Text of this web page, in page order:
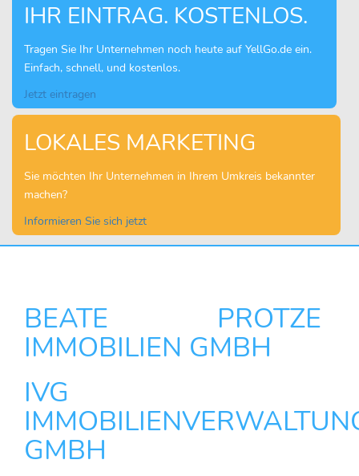
IHR EINTRAG. KOSTENLOS.
Tragen Sie Ihr Unternehmen noch heute auf YellGo.de ein.
Einfach, schnell, und kostenlos.
Jetzt eintragen
LOKALES MARKETING
Sie möchten Ihr Unternehmen in Ihrem Umkreis bekannter
machen?
Informieren Sie sich jetzt
BEATE PROTZE
IMMOBILIEN GMBH
IVG
GMBH